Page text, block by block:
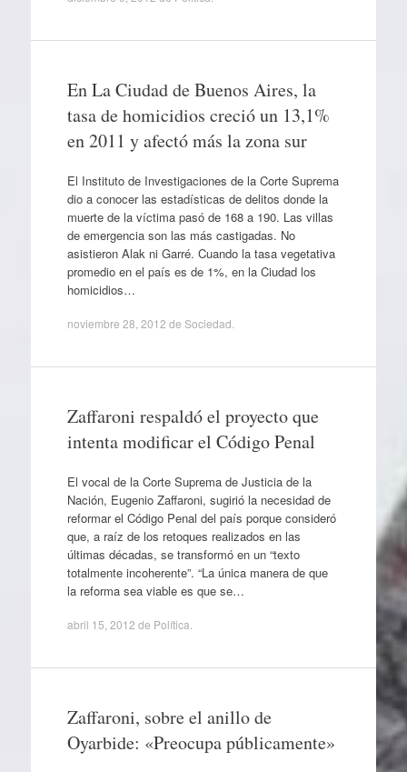
En La Ciudad de Buenos Aires, la
tasa de homicidios creció un 13,1%
en 2011 y afectó más la zona sur
El Instituto de Investigaciones de la Corte Suprema
dio a conocer las estadísticas de delitos donde la
muerte de la víctima pasó de 168 a 190. Las villas
de emergencia son las más castigadas. No
asistieron Alak ni Garré. Cuando la tasa vegetativa
promedio en el país es de 1%, en la Ciudad los
homicidios…
noviembre 28, 2012 de Sociedad
Zaffaroni respaldó el proyecto que
intenta modificar el Código Penal
El vocal de la Corte Suprema de Justicia de la
Nación, Eugenio Zaffaroni, sugirió la necesidad de
reformar el Código Penal del país porque consideró
que, a raíz de los retoques realizados en las
últimas décadas, se transformó en un “texto
totalmente incoherente”. “La única manera de que
la reforma sea viable es que se…
abril 15, 2012 de Política
Zaffaroni, sobre el anillo de
Oyarbide: «Preocupa públicamente»